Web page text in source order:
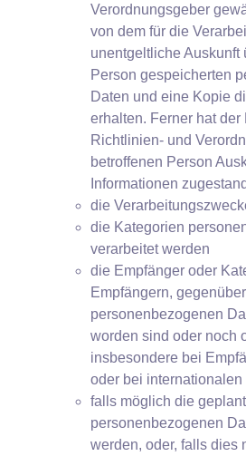
Verordnungsgeber
von dem für die
unentgeltliche Auskunft
Person gespeicherten
Daten und eine Kopie
erhalten. Ferner hat der
Richtlinien- und
betroffenen Person
Informationen
die
die Kategorien
verarbeitet werden
die Empfänger oder
Empfängern,
personenbezogenen
worden sind oder noch
insbesondere bei
oder bei
falls möglich die
personenbezogenen
werden, oder, falls dies